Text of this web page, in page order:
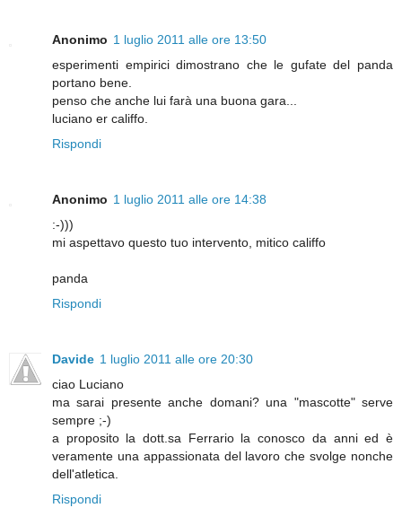
Anonimo 1 luglio 2011 alle ore 13:50
esperimenti empirici dimostrano che le gufate del panda
portano bene.
penso che anche lui farà una buona gara...
luciano er califfo.
Rispondi
Anonimo 1 luglio 2011 alle ore 14:38
:-)))
mi aspettavo questo tuo intervento, mitico califfo
panda
Rispondi
Davide 1 luglio 2011 alle ore 20:30
ciao Luciano
ma sarai presente anche domani? una "mascotte" serve
sempre ;-)
a proposito la dott.sa Ferrario la conosco da anni ed è
veramente una appassionata del lavoro che svolge nonche
dell'atletica.
Rispondi